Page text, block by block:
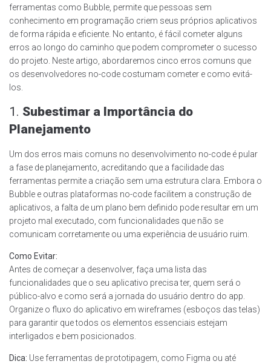
ferramentas como Bubble, permite que pessoas sem
conhecimento em programação criem seus próprios aplicativos
de forma rápida e eficiente. No entanto, é fácil cometer alguns
erros ao longo do caminho que podem comprometer o sucesso
do projeto. Neste artigo, abordaremos cinco erros comuns que
os desenvolvedores no-code costumam cometer e como evitá-
los.
1. Subestimar a Importância do
Planejamento
Um dos erros mais comuns no desenvolvimento no-code é pular
a fase de planejamento, acreditando que a facilidade das
ferramentas permite a criação sem uma estrutura clara. Embora o
Bubble e outras plataformas no-code facilitem a construção de
aplicativos, a falta de um plano bem definido pode resultar em um
projeto mal executado, com funcionalidades que não se
comunicam corretamente ou uma experiência de usuário ruim.
Como Evitar:
Antes de começar a desenvolver, faça uma lista das
funcionalidades que o seu aplicativo precisa ter, quem será o
público-alvo e como será a jornada do usuário dentro do app.
Organize o fluxo do aplicativo em wireframes (esboços das telas)
para garantir que todos os elementos essenciais estejam
interligados e bem posicionados.
Dica: Use ferramentas de prototipagem, como Figma ou até